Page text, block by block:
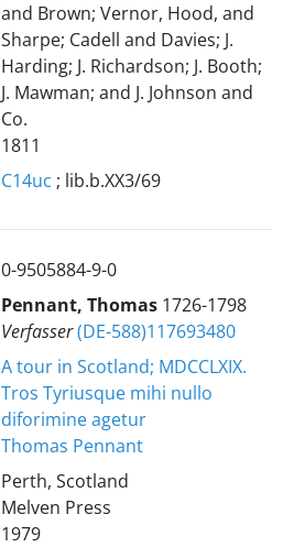
and Brown; Vernor, Hood, and
Sharpe; Cadell and Davies; J.
Harding; J. Richardson; J. Booth;
J. Mawman; and J. Johnson and
Co.
1811
C14uc ; lib.b.XX3/69
0-9505884-9-0
Pennant, Thomas 1726-1798
Verfasser(DE-588)117693480
A tour in Scotland; MDCCLXIX.
Tros Tyriusque mihi nullo
diforimine agetur
Thomas Pennant
Perth, Scotland
Melven Press
1979